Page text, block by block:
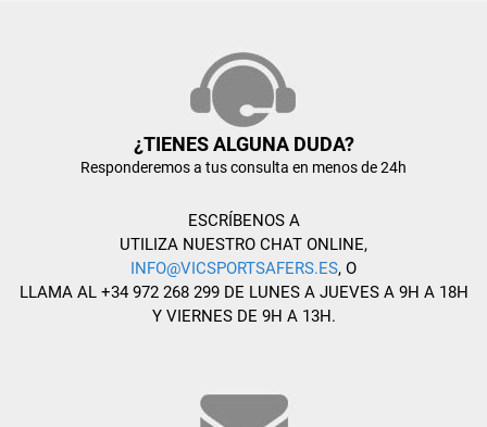
¿TIENES ALGUNA DUDA?
Responderemos a tus consulta en menos de 24h
ESCRÍBENOS A
UTILIZA NUESTRO CHAT ONLINE,
INFO@VICSPORTSAFERS.ES, O
LLAMA AL +34 972 268 299 DE LUNES A JUEVES A 9H A 18H
Y VIERNES DE 9H A 13H.